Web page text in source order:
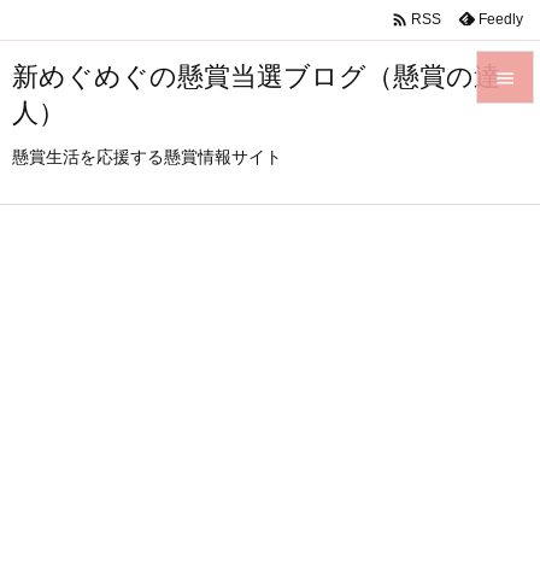
新めぐめぐの懸賞当選ブログ（懸賞の達
人）
懸賞生活を応援する懸賞情報サイト

 RSS Feedly